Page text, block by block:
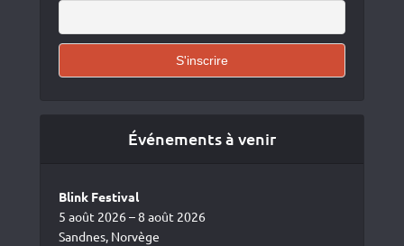
Événements à venir
Blink Festival
5 août 2026 – 8 août 2026
Sandnes, Norvège